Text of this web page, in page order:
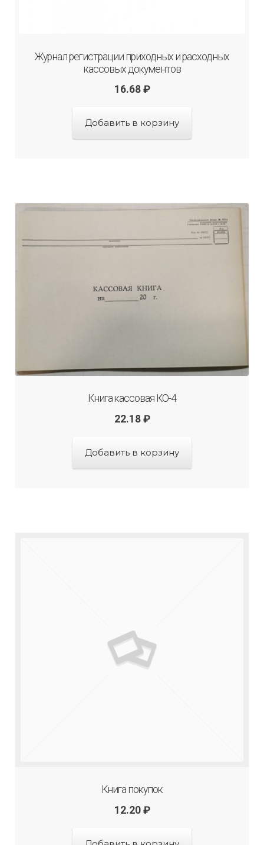
Журнал регистрации приходных и расходных
кассовых документов
16.68 ₽
Добавить в корзину
Книга кассовая КО-4
22.18 ₽
Добавить в корзину
Книга покупок
12.20 ₽